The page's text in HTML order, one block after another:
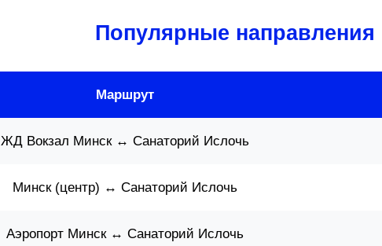
Популярные направления
Маршрут
ЖД Вокзал Минск ↔ Санаторий Ислочь
Минск (центр) ↔ Санаторий Ислочь
Аэропорт Минск ↔ Санаторий Ислочь